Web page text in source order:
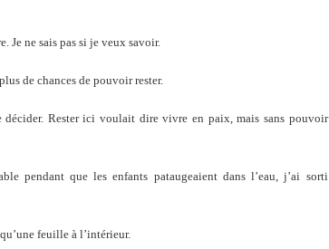
Je ne sais pas si je veux savoir.
de chances de pouvoir rester.
décider. Rester ici voulait dire vivre en paix, mais sans pouvoir
pendant que les enfants pataugeaient dans l’eau, j’ai sorti
feuille à l’intérieur.